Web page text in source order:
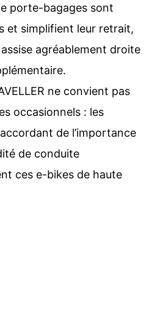
porte-bagages sont
et simplifient leur retrait,
agréablement droite
ne convient pas
occasionnels : les
de l’importance
de conduite
ces e-bikes de haute